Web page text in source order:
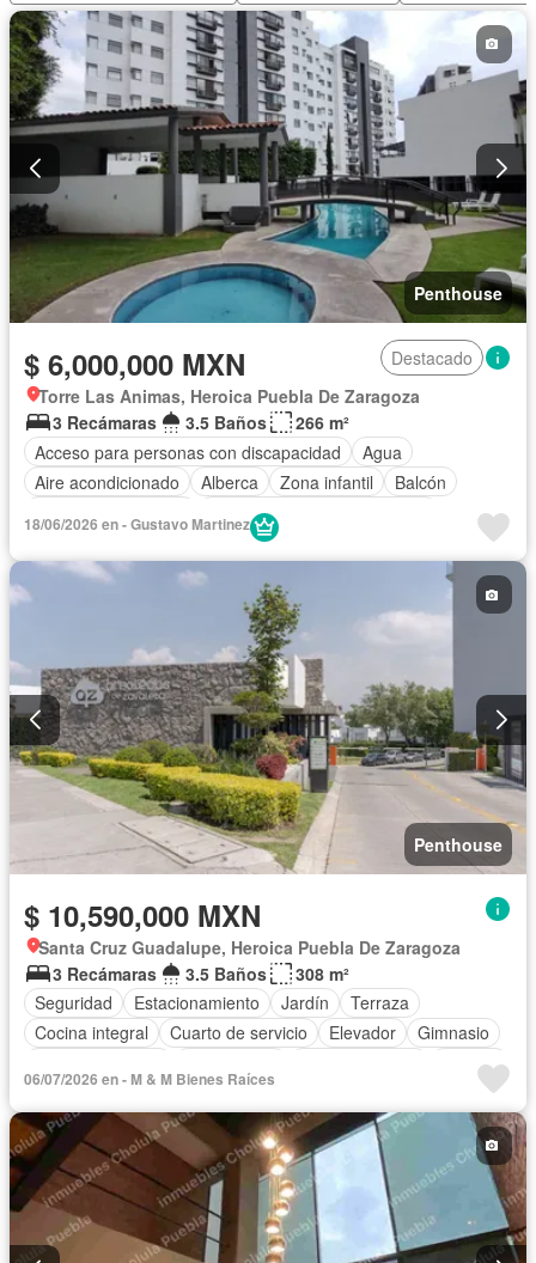
Penthouse
$ 6,000,000 MXN
Destacado
Torre Las Animas, Heroica Puebla De Zaragoza
3 Recámaras
3.5 Baños
266 m²
Acceso para personas con discapacidad
Agua
Aire acondicionado
Alberca Zona infantil
Balcón
Circuito cerrado de televisión
Cocina integral
Cuarto de Limpieza
Cuarto de servicio
Electricidad
Estacionamiento Gas natural
Sala polivalente
Seguridad
Televisión por cable
Terraza Vista panorámica
18/06/2026 en - Gustavo Martinez
Penthouse
$ 10,590,000 MXN
Santa Cruz Guadalupe, Heroica Puebla De Zaragoza
3 Recámaras
3.5 Baños
308 m²
Seguridad
Estacionamiento Jardín
Terraza
Cocina integral
Cuarto de servicio Elevador
Gimnasio
Internet
Electricidad
Agua Cancha de tenis
Asador
Recámara con closet Caseta de vigilancia
06/07/2026 en - M & M Bienes Raíces